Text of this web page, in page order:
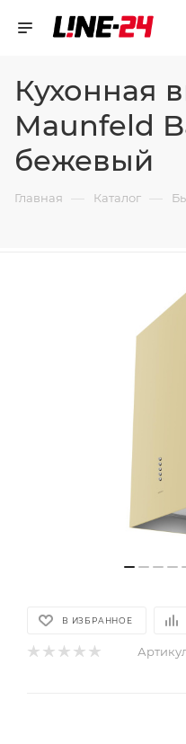
Кухонная
Maunfeld
бежевый
Главная — Каталог —
В ИЗБРАННОЕ